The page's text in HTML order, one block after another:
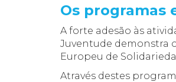
Os programas
A forte adesão às
Juventude demonstra
Europeu de
Através destes